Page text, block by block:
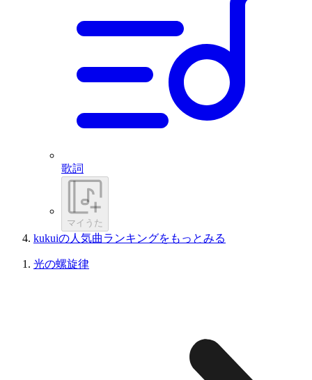
歌詞
マイうた
kukuiの人気曲ランキングをもっとみる
光の螺旋律